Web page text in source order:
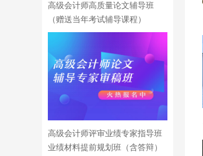
高级会计师高质量论文辅导班
（赠送当年考试辅导课程）
高级会计师评审业绩专家指导班
业绩材料提前规划班（含答辩）